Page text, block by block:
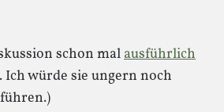
schon malausführlich
. Ich würde sie ungern noch